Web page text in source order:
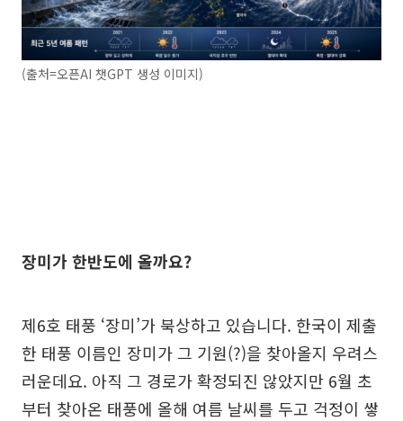
(출처=오픈AI 챗GPT 생성 이미지)
장미가 한반도에 올까요?
제6호 태풍 ‘장미’가 북상하고 있습니다. 한국이 제출
한 태풍 이름인 장미가 그 기원(?)을 찾아올지 우려스
러운데요. 아직 그 경로가 확정되진 않았지만 6월 초
부터 찾아온 태풍에 올해 여름 날씨를 두고 걱정이 쌓